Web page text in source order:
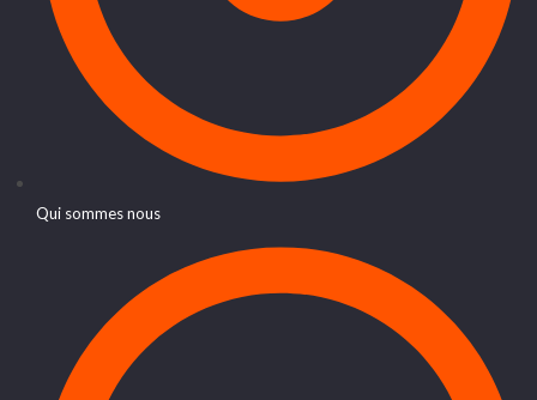
Qui sommes nous